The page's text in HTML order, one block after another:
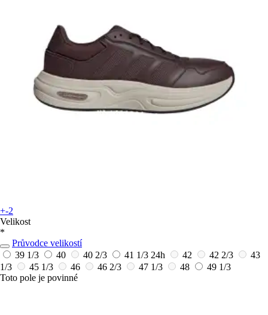
+-2
Velikost
*
Průvodce velikostí
39 1/3
40 40 2/3 41 1/3 24h 42 42 2/3
43
1/3
45 1/3 46 46 2/3 47 1/3 48
49 1/3
Toto pole je povinné